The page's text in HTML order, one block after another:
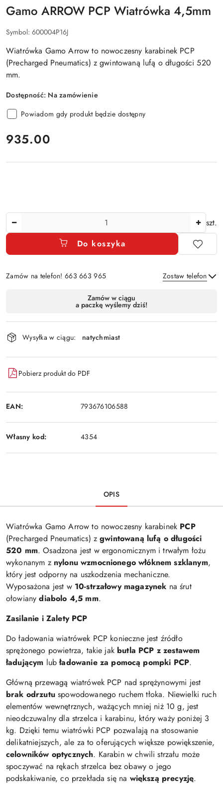
Gamo ARROW PCP Wiatrówka 4,5mm
Symbol: 600004P16J
Wiatrówka Gamo Arrow to nowoczesny karabinek PCP
(Precharged Pneumatics) z gwintowaną lufą o długości 520
mm.
Dostępność: Na zamówienie
Powiadom gdy produkt będzie dostępny
cena:
935.00
szt.
Do koszyka
Zamów na telefon! 663 663 965 Zostaw telefon
Wyślij
dostawa
Zamów w ciągu
a paczkę wyślemy dziś!
Wysyłka w ciągu: natychmiast
Pobierz produkt do PDF
EAN: 793676106588
Własny kod: 4354
OPIS
Wiatrówka Gamo Arrow to nowoczesny karabinek PCP
(Precharged Pneumatics) zgwintowaną lufą o długości
520 mm. Osadzona jest w ergonomicznym i trwałym łożu
wykonanym z nylonu wzmocnionego włóknem szklanym,
który jest odporny na uszkodzenia mechaniczne.
Wyposażona jest w 10-strzałowy magazynek na śrut
ołowianydiabolo 4,5 mm.
Zasilanie i Zalety PCP
Do ładowania wiatrówek PCP konieczne jest źródło
sprężonego powietrza, takie jak butla PCP z zestawem
ładującym lubładowanie za pomocą pompki PCP.
Główną przewagą wiatrówek PCP nad sprężynowymi jest
brak odrzutuspowodowanego ruchem tłoka. Niewielki ruch
elementów wewnętrznych, ważących mniej niż 10 g, jest
nieodczuwalny dla strzelca i karabinu, który waży poniżej 3
kg. Dzięki temu wiatrówki PCP pozwalają na stosowanie
delikatniejszych, ale za to oferujących większe powiększenie,
celowników optycznych. Karabin w chwili strzału może
spoczywać na rękach strzelca bez obawy o jego
podskakiwanie, co przekłada się na większą precyzję.